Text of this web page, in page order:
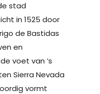
stad
in 1525 door
de Bastidas
en
voet van ’s
Sierra Nevada
vormt